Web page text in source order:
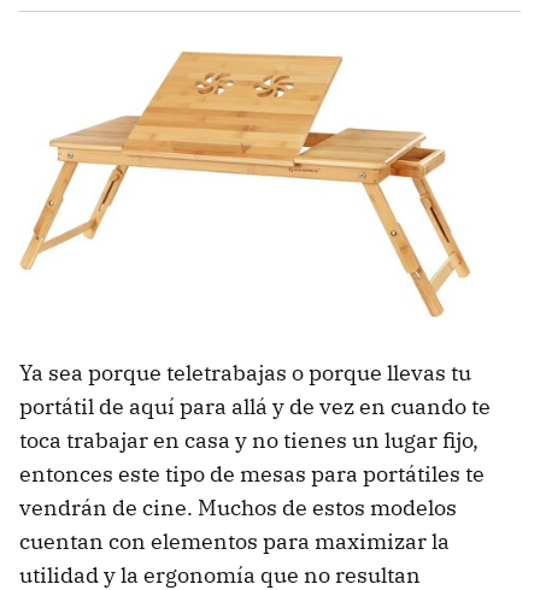
Ya sea porque teletrabajas o porque llevas tu
portátil de aquí para allá y de vez en cuando te
toca trabajar en casa y no tienes un lugar fijo,
entonces este tipo de mesas para portátiles te
vendrán de cine. Muchos de estos modelos
cuentan con elementos para maximizar la
utilidad y la ergonomía que no resultan